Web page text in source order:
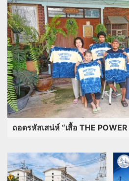
ถอดรหัสเสน่ห์ “เสื้อ THE